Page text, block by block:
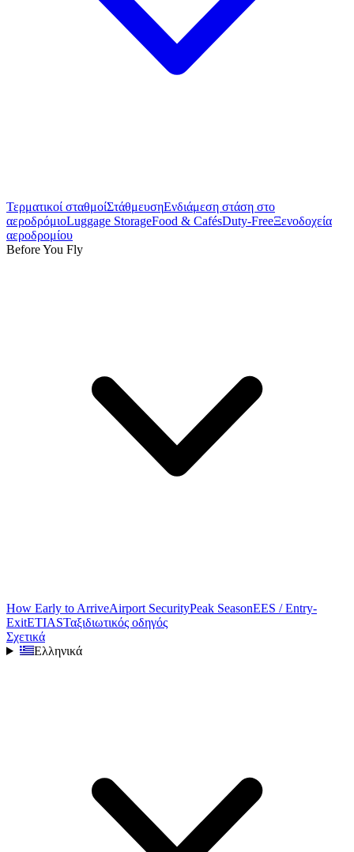
Τερματικοί σταθμοίΣτάθμευσηΕνδιάμεση στάση στο
αεροδρόμιοLuggage StorageFood & CafésDuty-FreeΞενοδοχεία
αεροδρομίου
Before You Fly
How Early to ArriveAirport SecurityPeak SeasonEES / Entry-
ExitETIASΤαξιδιωτικός οδηγός
Σχετικά
Ελληνικά